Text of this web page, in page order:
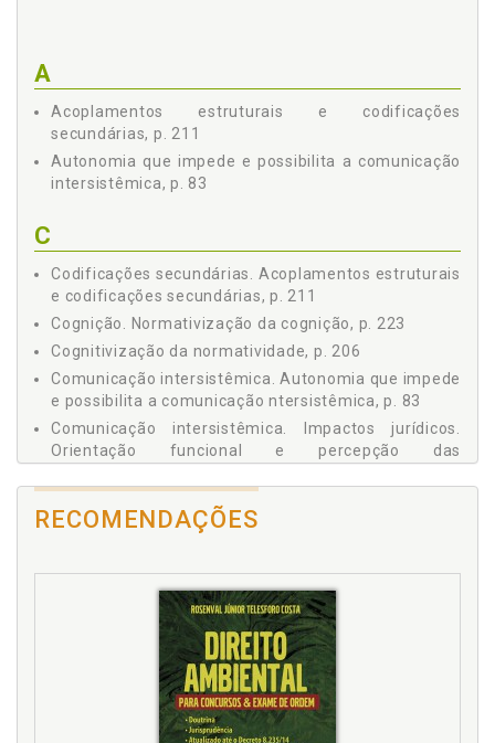
4 Orientação funcional e percepção das conseqüências, p.
162
5 Comunicação intersistêmica e corrupção, p. 175
CAPÍTULO IV - O PLANEJAMENTO JURÍDICO DA
SUSTENTABILIDADE, p. 193
3 Acoplamentos estruturais e codificações secundárias, p.
211
4 Dinâmica, instabilidade e planejamento, p. 217
CONSIDERAÇÕES FINAIS, p. 239
REFERÊNCIAS, p. 243
A
Acoplamentos estruturais e codificações
secundárias, p. 211
Autonomia que impede e possibilita a comunicação
intersistêmica, p. 83
C
Codificações secundárias. Acoplamentos estruturais
e codificações secundárias, p. 211
Cognição. Normativização da cognição, p. 223
Cognitivização da normatividade, p. 206
Comunicação intersistêmica. Autonomia que impede
e possibilita a comunicação ntersistêmica, p. 83
Comunicação intersistêmica. Impactos jurídicos.
Orientação funcional e percepção das
Orientação pelas conseqüências e validade, p. 155
Orientação pelas conseqüências e validade, p. 155
Comunicação intersistêmica. Impactos jurídicos do
problema da comunicação intersistêmica, p. 121
Comunicação intersistêmica. Interferência e
ressonância intersistêmica, p. 94
Comunicação intersistêmica. Possibilidades, p. 77
Comunicação intersistêmica. Problema, p. 29
RECOMENDAÇÕES